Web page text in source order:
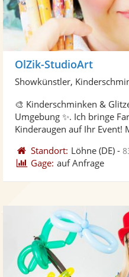
OlZik-StudioArt
Showkünstler,
🎨 Kinderschminken &
Umgebung ✨. Ich bringe
Kinderaugen auf Ihr Event!
Standort: Löhne (DE) -
Gage: auf Anfrage